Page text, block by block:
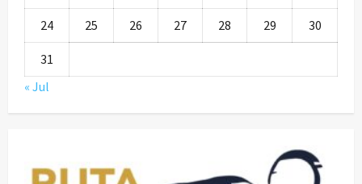
24 25 26 27 28 29 30
31
« Jul